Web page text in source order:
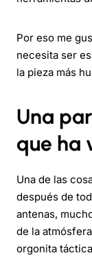
Por eso me
necesita ser
la pieza más
Una
que ha
Una de las
después de
antenas,
de la
orgonita